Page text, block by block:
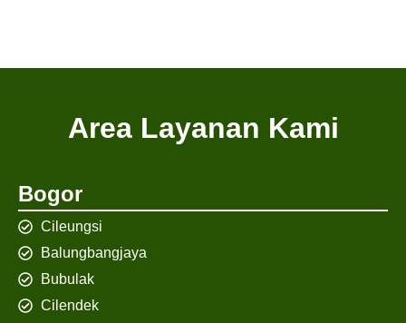
Area Layanan Kami
Bogor
Cileungsi
Balungbangjaya
Bubulak
Cilendek